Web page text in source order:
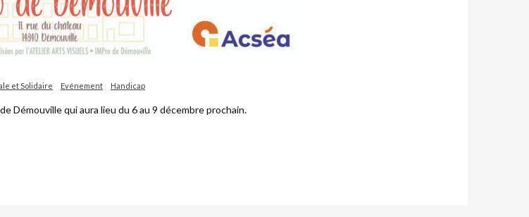
et Solidaire Evénement Handicap
Démouville qui aura lieu du 6 au 9 décembre prochain.